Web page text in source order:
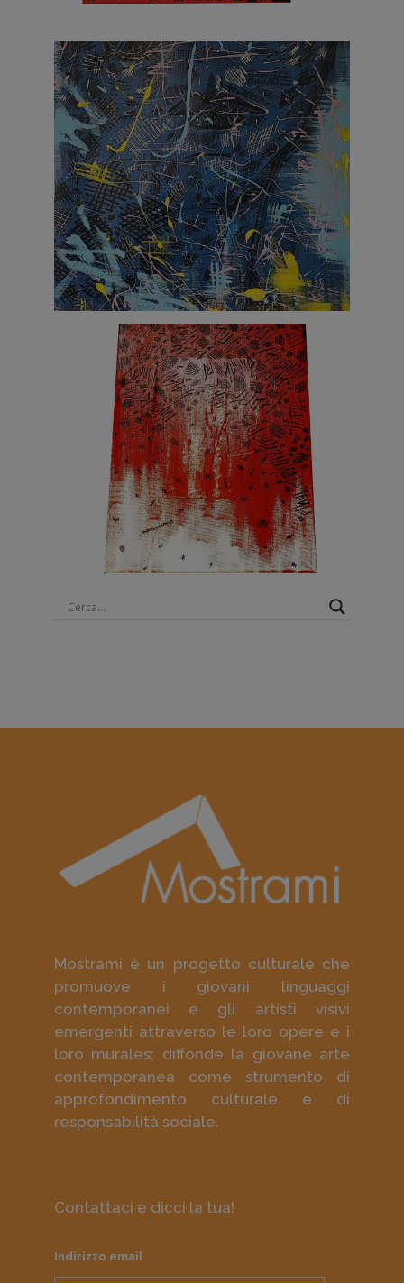
Mostrami è un progetto culturale che
promuove i giovani linguaggi
contemporanei e gli artisti visivi
emergenti attraverso le loro opere e i
loro murales; diffonde la giovane arte
contemporanea come strumento di
approfondimento culturale e di
responsabilità sociale.
Contattaci e dicci la tua!
Indirizzo email